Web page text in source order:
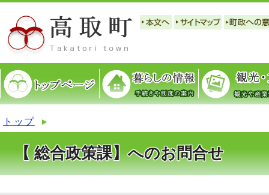
トップ
【 総合政策課】へのお問合せ